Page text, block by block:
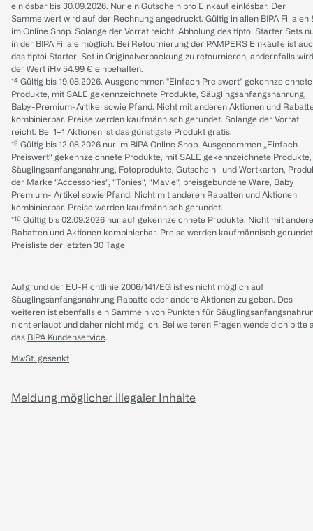
einlösbar bis 30.09.2026. Nur ein Gutschein pro Einkauf einlösbar. Der
Sammelwert wird auf der Rechnung angedruckt. Gültig in allen BIPA Filialen
im Online Shop. Solange der Vorrat reicht. Abholung des tiptoi Starter Sets
in der BIPA Filiale möglich. Bei Retournierung der PAMPERS Einkäufe ist
das tiptoi Starter-Set in Originalverpackung zu retournieren, andernfalls wird
der Wert iHv 54.99 € einbehalten.
*⁴ Gültig bis 19.08.2026. Ausgenommen "Einfach Preiswert" gekennzeichnete
Produkte, mit SALE gekennzeichnete Produkte, Säuglingsanfangsnahrung,
Baby-Premium-Artikel sowie Pfand. Nicht mit anderen Aktionen und
kombinierbar. Preise werden kaufmännisch gerundet. Solange der Vorrat
reicht. Bei 1+1 Aktionen ist das günstigste Produkt gratis.
*⁸ Gültig bis 12.08.2026 nur im BIPA Online Shop. Ausgenommen „Einfach
Preiswert“ gekennzeichnete Produkte, mit SALE gekennzeichnete Produkte,
Säuglingsanfangsnahrung, Fotoprodukte, Gutschein- und Wertkarten,
der Marke “Accessories“, “Tonies“, “Mavie“, preisgebundene Ware, Baby
Premium- Artikel sowie Pfand. Nicht mit anderen Rabatten und Aktionen
kombinierbar. Preise werden kaufmännisch gerundet.
*¹⁰ Gültig bis 02.09.2026 nur auf gekennzeichnete Produkte. Nicht mit
Rabatten und Aktionen kombinierbar. Preise werden kaufmännisch
Preisliste der letzten 30 Tage
Aufgrund der EU-Richtlinie 2006/141/EG ist es nicht möglich auf
Säuglingsanfangsnahrung Rabatte oder andere Aktionen zu geben. Des
weiteren ist ebenfalls ein Sammeln von Punkten für
nicht erlaubt und daher nicht möglich. Bei weiteren Fragen wende dich bitte
das BIPA Kundenservice.
MwSt. gesenkt
Meldung möglicher illegaler Inhalte